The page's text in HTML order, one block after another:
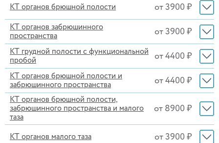
КТ органов брюшной полости от 3900 ₽
КТ органов забрюшинного
пространства
от 3900 ₽
КТ грудной полости с функциональной
пробой
от 4400 ₽
КТ органов брюшной полости и
забрюшинного пространства
от 4400 ₽
КТ органов брюшной полости,
забрюшинного пространства и малого
таза
от 8900 ₽
КТ органов малого таза от 3900 ₽